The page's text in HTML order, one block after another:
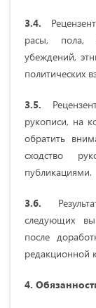
3.4.
расы, пола,
убеждений,
политических
3.5.
рукописи, на
обратить
сходство
публикациями.
3.6.
следующих
после
редакционной
4.